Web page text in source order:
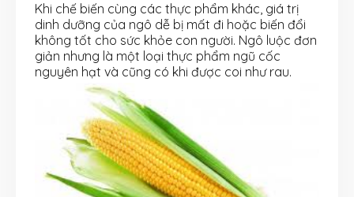
Khi chế biến cùng các thực phẩm khác, giá trị
dinh dưỡng của ngô dễ bị mất đi hoặc biến đổi
không tốt cho sức khỏe con người. Ngô luộc đơn
giản nhưng là một loại thực phẩm ngũ cốc
nguyên hạt và cũng có khi được coi như rau.